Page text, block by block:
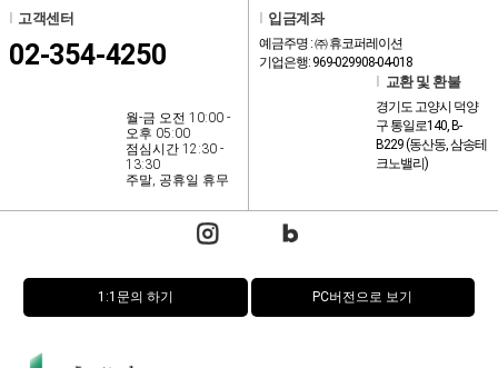
고객센터
02-354-4250
월-금 오전 10:00 -
오후 05:00
점심시간 12:30 -
13:30
주말, 공휴일 휴무
입금계좌
예금주명 : ㈜ 휴코퍼레이션
기업은행: 969-029908-04-018
교환 및 환불
경기도 고양시 덕양
구 통일로140, B-
B229 (동산동, 삼송테
크노밸리)
1:1문의 하기 PC버전으로 보기